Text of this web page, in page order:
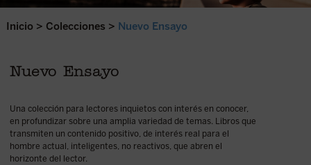
Inicio > Colecciones > Nuevo Ensayo
Nuevo Ensayo
Una colección para lectores inquietos con interés en conocer,
en profundizar sobre una amplia variedad de temas. Libros que
transmiten un contenido positivo, de interés real para el
hombre actual, inteligentes, no reactivos, que abren el
horizonte del lector.